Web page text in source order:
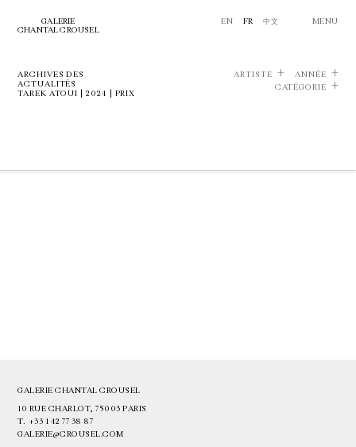
GALERIE
CHANTAL CROUSEL
EN FR 中文 MENU
ARCHIVES DES
ACTUALITÉS
TAREK ATOUI | 2024 | PRIX
ARTISTE
ANNÉE
CATÉGORIE
GALERIE CHANTAL CROUSEL
10 RUE CHARLOT, 75003 PARIS
T. +33 1 42 77 38 87
GALERIE@CROUSEL.COM